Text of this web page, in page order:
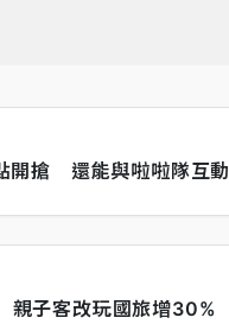
開搶 還能與啦啦隊互動
子客改玩國旅增30%